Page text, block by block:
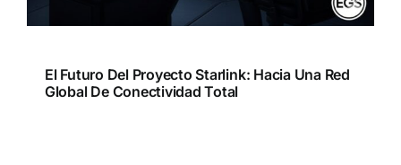
El Futuro Del Proyecto Starlink: Hacia Una Red
Global De Conectividad Total